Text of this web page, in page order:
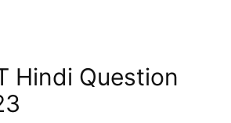
Hindi Question